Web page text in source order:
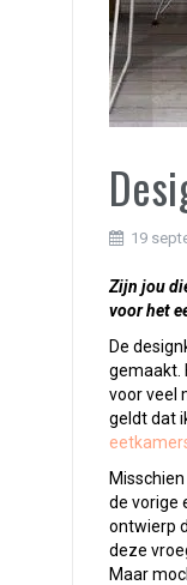
19
Zijn jou
voor het
De
gemaakt.
voor veel
geldt dat
de vorige
ontwierp
deze
Maar